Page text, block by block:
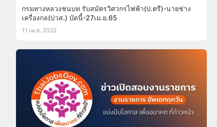
กรมทางหลวงชนบท รับสมัครวิศวกรไฟฟ้า(ป.ตรี)-นายช่าง
เครื่องกล(ปวส.) บัดนี้-27เม.ย.65
11 เม.ย. 2022